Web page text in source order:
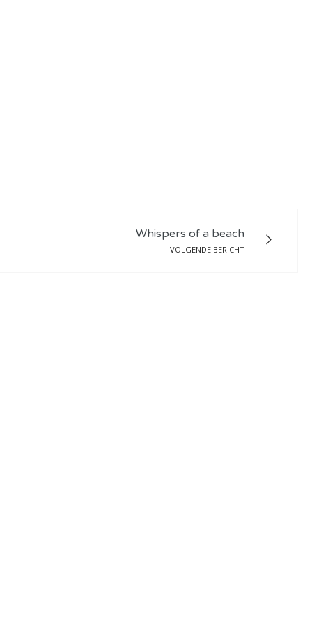
Whispers of a beach
VOLGENDE BERICHT